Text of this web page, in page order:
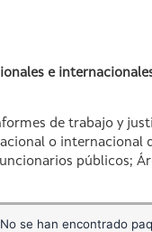
e
de trabajo y
o internacional
públicos;
No se han encontrado